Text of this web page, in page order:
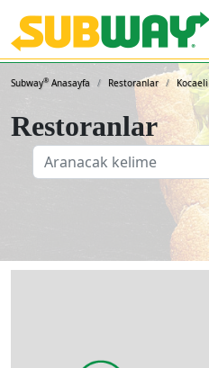
Subway® Anasayfa Restoranlar Kocaeli
Restoranlar